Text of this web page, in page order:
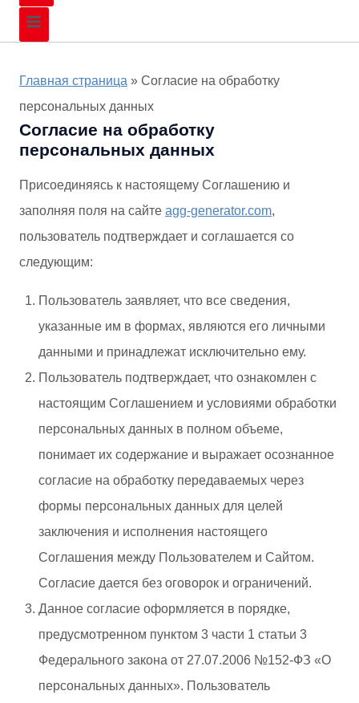
Главная страница » Согласие на обработку
персональных данных
Согласие на обработку
персональных данных
Присоединяясь к настоящему Соглашению и
заполняя поля на сайте agg-generator.com,
пользователь подтверждает и соглашается со
следующим:
Пользователь заявляет, что все сведения,
указанные им в формах, являются его личными
данными и принадлежат исключительно ему.
Пользователь подтверждает, что ознакомлен с
настоящим Соглашением и условиями обработки
персональных данных в полном объеме,
понимает их содержание и выражает осознанное
согласие на обработку передаваемых через
формы персональных данных для целей
заключения и исполнения настоящего
Соглашения между Пользователем и Сайтом.
Согласие дается без оговорок и ограничений.
Данное согласие оформляется в порядке,
предусмотренном пунктом 3 части 1 статьи 3
Федерального закона от 27.07.2006 №152-ФЗ «О
персональных данных». Пользователь